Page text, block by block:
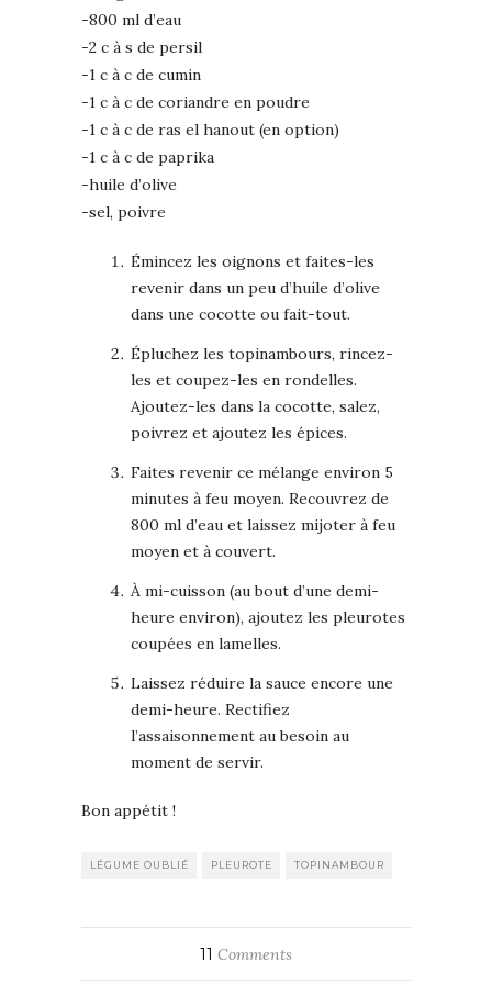
-800 ml d’eau
-2 c à s de persil
-1 c à c de cumin
-1 c à c de coriandre en poudre
-1 c à c de ras el hanout (en option)
-1 c à c de paprika
-huile d’olive
-sel, poivre
Émincez les oignons et faites-les
revenir dans un peu d’huile d’olive
dans une cocotte ou fait-tout.
Épluchez les topinambours, rincez-
les et coupez-les en rondelles.
Ajoutez-les dans la cocotte, salez,
poivrez et ajoutez les épices.
Faites revenir ce mélange environ 5
minutes à feu moyen. Recouvrez de
800 ml d’eau et laissez mijoter à feu
moyen et à couvert.
À mi-cuisson (au bout d’une demi-
heure environ), ajoutez les pleurotes
coupées en lamelles.
Laissez réduire la sauce encore une
demi-heure. Rectifiez
l’assaisonnement au besoin au
moment de servir.
Bon appétit !
LÉGUME OUBLIÉ PLEUROTE TOPINAMBOUR
11 Comments